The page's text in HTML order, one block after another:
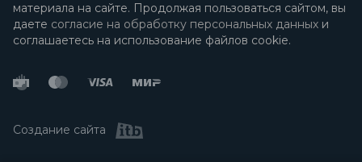
материала на сайте. Продолжая пользоваться сайтом, вы
даете согласие на обработку персональных данных и
соглашаетесь на использование файлов cookie.
Создание сайта